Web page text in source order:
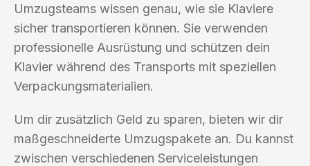
Umzugsteams wissen genau, wie sie Klaviere
sicher transportieren können. Sie verwenden
professionelle Ausrüstung und schützen dein
Klavier während des Transports mit speziellen
Verpackungsmaterialien.
Um dir zusätzlich Geld zu sparen, bieten wir dir
maßgeschneiderte Umzugspakete an. Du kannst
zwischen verschiedenen Serviceleistungen